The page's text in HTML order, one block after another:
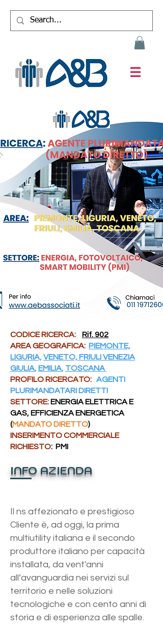
CODICE RICERCA:
Rif. 902
AREA GEOGRAFICA: PIEMONTE,
LIGURIA,VENETO, FRIULI VENEZIA
GIULIA, EMILIA, TOSCANA
PROFILO RICERCATO: AGENTI
PLURIMANDATARI DIRETTI
SETTORE: ENERGIA ELETTRICA E
GAS, EFFICIENZA ENERGETICA
(MANDATO DIRETTO)
INSERIMENTO COMMERCIALE
RICHIESTO: PMI
INFO AZIENDA
Il ns affezionato e prestigioso
Cliente è, ad oggi, la prima
multiutility italiana e il secondo
produttore italiano per capacità
installata, da vent'anni
all’avanguardia nei servizi sul
territorio e nelle soluzioni
tecnologiche e con cento anni di
storia e di esperienza alle spalle.